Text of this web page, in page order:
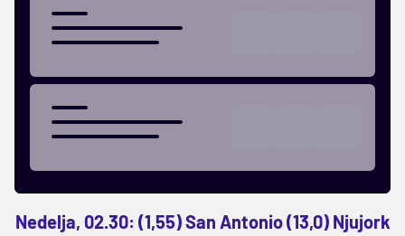
Nedelja, 02.30: (1,55) San Antonio (13,0) Njujork